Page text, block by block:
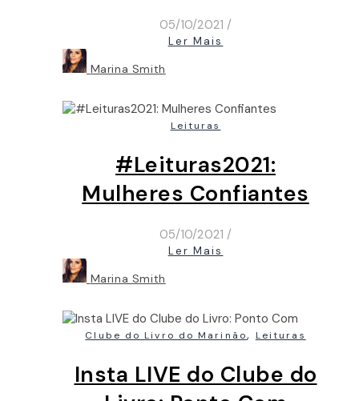
05/10/2021 /
Ler Mais
Marina Smith
Leituras
#Leituras2021:
Mulheres Confiantes
05/10/2021 /
Ler Mais
Marina Smith
Clube do Livro do Marinão, Leituras
Insta LIVE do Clube do